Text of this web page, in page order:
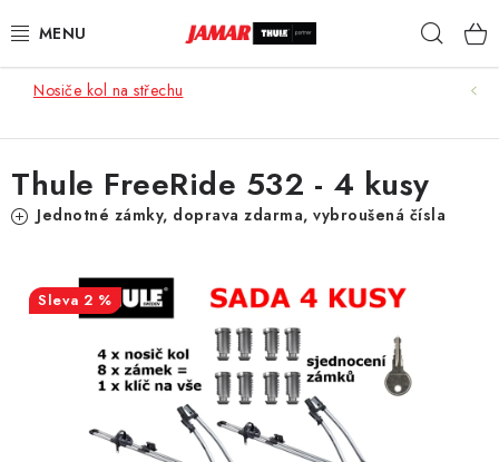
na
STŘEŠNÍ NOSIČE
STŘEŠNÍ BOXY
DĚTSKÉ ZBOŽÍ
AUTOPOTAHY ŠITÉ NA MÍRU
AUTODOPLŇKY
Nosiče kol na střechu
Thule FreeRide 532 - 4 kusy
Jednotné zámky, doprava zdarma, vybroušená čísla
2 %